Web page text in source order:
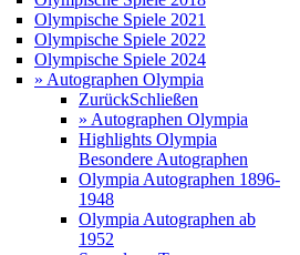
Olympische Spiele 2021
Olympische Spiele 2022
Olympische Spiele 2024
» Autographen Olympia
ZurückSchließen
» Autographen Olympia
Highlights Olympia
Besondere Autographen
Olympia Autographen 1896-
1948
Olympia Autographen ab
1952